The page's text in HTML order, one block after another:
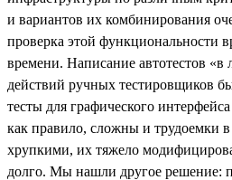
и вариантов их комбинирования
проверка этой функциональности
времени. Написание автотестов «в
действий ручных тестировщиков
тесты для графического
как правило, сложны и трудоемки в
хрупкими, их тяжело
долго. Мы нашли другое решение: